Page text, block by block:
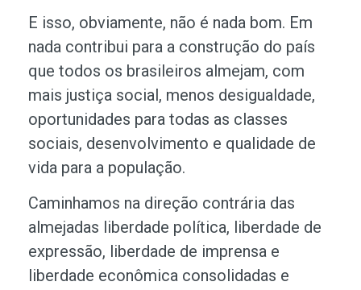
E isso, obviamente, não é nada bom. Em
nada contribui para a construção do país
que todos os brasileiros almejam, com
mais justiça social, menos desigualdade,
oportunidades para todas as classes
sociais, desenvolvimento e qualidade de
vida para a população.
Caminhamos na direção contrária das
almejadas liberdade política, liberdade de
expressão, liberdade de imprensa e
liberdade econômica consolidadas e